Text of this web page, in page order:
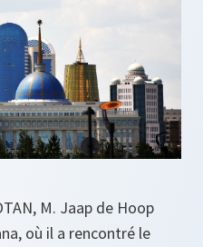
M. Jaap de Hoop
où il a rencontré le